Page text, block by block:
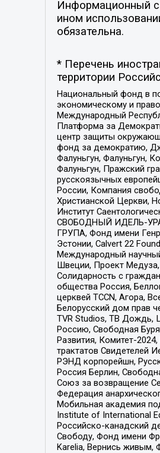
Информационный
ином
обязательна.
* Перечень
территории
Национальный фонд в
экономическому и
Международный
Платформа за
центр защиты
фонд за демократию,
Фалуньгун, Фалуньгун,
Фалуньгун, Пражский
русскоязычных
России, Компания
Христианской Церкви,
Институт
СВОБОДНЫЙ ИДЕЛЬ-
ГРУПА, Фонд имени
Эстонии, Calvert 22
Международный
Швеции, Проект
Солидарность с
общества Россия,
церквей TCCN, Агора,
Белорусский дом прав
TVR Studios, ТВ Дождь,
Россию, Свободная
Развития, Комитет-
трактатов Свидетелей
РЭНД корпорейшн,
Россия Берлин,
Союз за возвращение
Федерация
Мобильная академия
Institute of International
Российско-канадский
Свободу, Фонд имени
Karelia, Вернись живым,